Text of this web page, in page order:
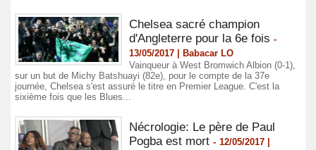
Chelsea sacré champion
d'Angleterre pour la 6e fois -
13/05/2017 | Babacar LO
Vainqueur à West Bromwich Albion (0-1),
sur un but de Michy Batshuayi (82e), pour le compte de la 37e
journée, Chelsea s'est assuré le titre en Premier League. C'est la
sixième fois que les Blues...
Nécrologie: Le père de Paul
Pogba est mort - 12/05/2017 |